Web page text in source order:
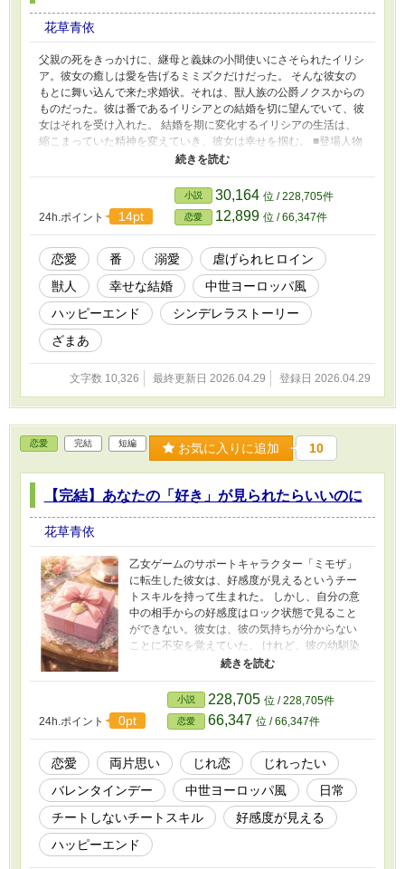
花草青依
父親の死をきっかけに、継母と義妹の小間使いにさそられたイリシ
ア。彼女の癒しは愛を告げるミミズクだけだった。 そんな彼女の
もとに舞い込んで来た求婚状。それは、獣人族の公爵ノクスからの
ものだった。彼は番であるイリシアとの結婚を切に望んでいて、彼
女はそれを受け入れた。 結婚を期に変化するイリシアの生活は、
縮こまっていた精神を変えていき、彼女は幸せを掴む。 ■登場人物
の名前の決定と、誤字脱字のチェックにChatGPTを使用していま
24h.ポイント 14pt
小説 30,164 位 / 228,705件
恋愛 12,899 位 / 66,347件
恋愛 番 溺愛
虐げられヒロイン
獣人
幸せな結婚
中世ヨーロッパ風
ハッピーエンド
シンデレラストーリー
ざまあ
文字数 10,326 最終更新日 2026.04.29 登録日 2026.04.29
恋愛 完結 短編 お気に入りに追加 10
【完結】あなたの「好き」が見られたらいいのに
花草青依
乙女ゲームのサポートキャラクター「ミモザ」
に転生した彼女は、好感度が見えるというチー
トスキルを持って生まれた。 しかし、自分の意
中の相手からの好感度はロック状態で見ること
ができない。彼女は、彼の気持ちが分からない
ことに不安を覚えていた。 けれど、彼の幼馴染
が彼に告白するつもりだという話を知って、ミ
とを決意する。 ■不器用な男女のじれったい恋物
語です。 ■『捨てられた悪役令嬢は大公殿下との
新たな恋に夢を見る』と同じ世界の話ですが、
そちらを読まなくても問題なく読めます ■画像は
生成AI（ChatGPT） ■文章を明瞭にする作業や
誤字脱字のチェックなどで生成AI（ChatGPT）
を使用しています。本文はAIが生成したもので
はなく、全て自作になります。
24h.ポイント 0pt
小説 228,705 位 / 228,705件
恋愛 66,347 位 / 66,347件
恋愛 両片思い じれ恋
じれったい
バレンタインデー
中世ヨーロッパ風
日常
チートしないチートスキル
好感度が見える
ハッピーエンド